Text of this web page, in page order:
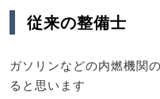
従来の整備士
ガソリンなどの内燃機関
ると思います